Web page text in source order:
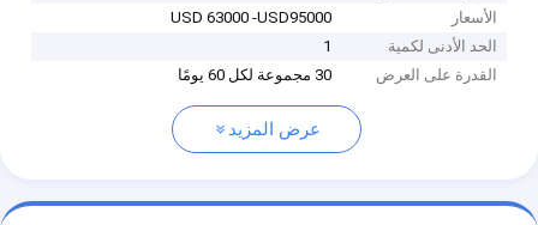
الأسعار
USD 63000 -USD95000
الحد الأدنى لكمية
1
القدرة على العرض
30 مجموعة لكل 60 يومًا
عرض المزيد